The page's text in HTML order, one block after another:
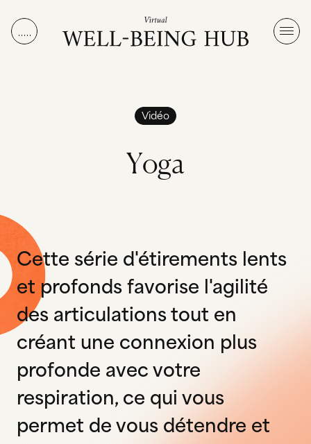
Vidéo
Yoga
Cette série d'étirements lents
et profonds favorise l'agilité
des articulations tout en
créant une connexion plus
profonde avec votre
respiration, ce qui vous
permet de vous détendre et